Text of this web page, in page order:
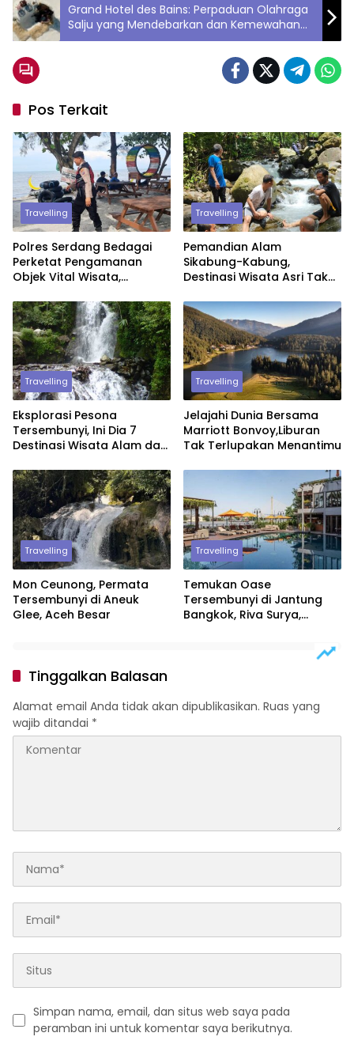
Grand Hotel des Bains: Perpaduan Olahraga
Salju yang Mendebarkan dan Kemewahan
Abadi
Pos Terkait
Travelling
Polres Serdang Bedagai
Perketat Pengamanan
Objek Vital Wisata,
Disiplin Prokes
Travelling
Pemandian Alam
Sikabung-Kabung,
Destinasi Wisata Asri Tak
Travelling
Eksplorasi Pesona
Tersembunyi, Ini Dia 7
Destinasi Wisata Alam dan
Travelling
Jelajahi Dunia Bersama
Marriott Bonvoy,Liburan
Tak Terlupakan Menantimu
Travelling
Mon Ceunong, Permata
Tersembunyi di Aneuk
Glee, Aceh Besar
Travelling
Temukan Oase
Tersembunyi di Jantung
Bangkok, Riva Surya,
Tinggalkan Balasan
Alamat email Anda tidak akan dipublikasikan. Ruas yang
wajib ditandai *
Simpan nama, email, dan situs web saya pada
peramban ini untuk komentar saya berikutnya.